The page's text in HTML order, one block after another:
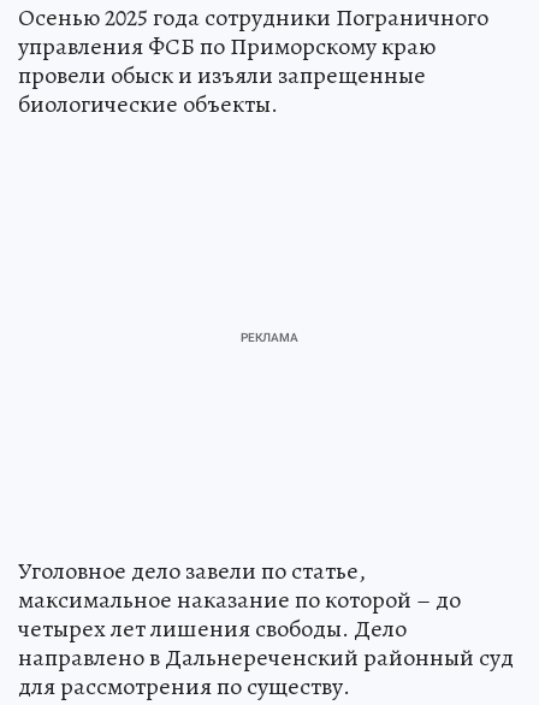
Осенью 2025 года сотрудники Пограничного
управления ФСБ по Приморскому краю
провели обыск и изъяли запрещенные
биологические объекты.
Уголовное дело завели по статье,
максимальное наказание по которой – до
четырех лет лишения свободы. Дело
направлено в Дальнереченский районный суд
для рассмотрения по существу.